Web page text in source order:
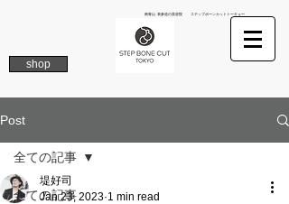
南青山 表参道の美容院 ステップボーンカットトーキョー
shop
Post
全ての記事
全ての記事
堤好司
Jan 23, 2023 1 min read